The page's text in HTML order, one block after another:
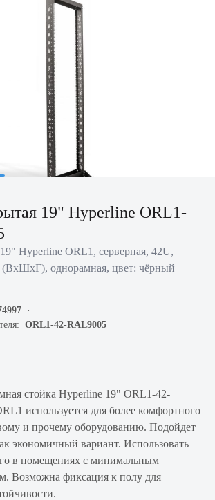
19" Hyperline ORL1-
Hyperline ORL1, серверная, 42U,
(ВхШхГ), однорамная, цвет: чёрный
ORL1-42-RAL9005
стойка Hyperline 19" ORL1-42-
используется для более комфортного
и прочему оборудованию. Подойдет
экономичный вариант. Использовать
в помещениях с минимальным
Возможна фиксация к полу для